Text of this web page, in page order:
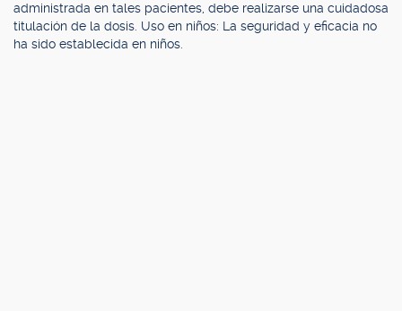
administrada en tales pacientes, debe realizarse una cuidadosa
titulación de la dosis. Uso en niños: La seguridad y eficacia no
ha sido establecida en niños.